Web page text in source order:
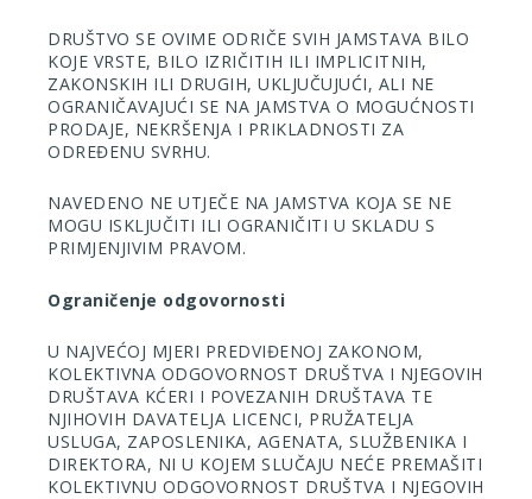
DRUŠTVO SE OVIME ODRIČE SVIH JAMSTAVA BILO
KOJE VRSTE, BILO IZRIČITIH ILI IMPLICITNIH,
ZAKONSKIH ILI DRUGIH, UKLJUČUJUĆI, ALI NE
OGRANIČAVAJUĆI SE NA JAMSTVA O MOGUĆNOSTI
PRODAJE, NEKRŠENJA I PRIKLADNOSTI ZA
ODREĐENU SVRHU.
NAVEDENO NE UTJEČE NA JAMSTVA KOJA SE NE
MOGU ISKLJUČITI ILI OGRANIČITI U SKLADU S
PRIMJENJIVIM PRAVOM.
Ograničenje odgovornosti
U NAJVEĆOJ MJERI PREDVIĐENOJ ZAKONOM,
KOLEKTIVNA ODGOVORNOST DRUŠTVA I NJEGOVIH
DRUŠTAVA KĆERI I POVEZANIH DRUŠTAVA TE
NJIHOVIH DAVATELJA LICENCI, PRUŽATELJA
USLUGA, ZAPOSLENIKA, AGENATA, SLUŽBENIKA I
DIREKTORA, NI U KOJEM SLUČAJU NEĆE PREMAŠITI
KOLEKTIVNU ODGOVORNOST DRUŠTVA I NJEGOVIH